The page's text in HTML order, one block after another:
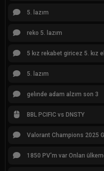
5. lazım
reko 5. lazım
5 kız rekabet giricez 5. kız
5. lazım
gelınde adam alzım son 3
BBL PCIFIC vs DNSTY
Valorant Champions 2025
1850 PV'm var Onları